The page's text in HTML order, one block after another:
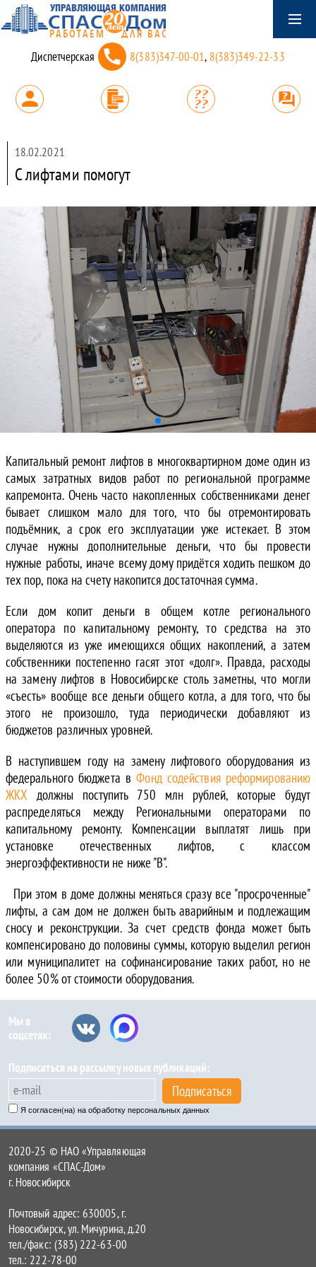
Диспетчерская 8(383)347-00-01, 8(383)349-22-33
18.02.2021
С лифтами помогут
Капитальный ремонт лифтов в многоквартирном доме один из
самых затратных видов работ по региональной программе
капремонта. Очень часто накопленных собственниками денег
бывает слишком мало для того, что бы отремонтировать
подъёмник, а срок его эксплуатации уже истекает. В этом
случае нужны дополнительные деньги, что бы провести
нужные работы, иначе всему дому придётся ходить пешком до
тех пор, пока на счету накопится достаточная сумма.
Если дом копит деньги в общем котле регионального
оператора по капитальному ремонту, то средства на это
выделяются из уже имеющихся общих накоплений, а затем
собственники постепенно гасят этот «долг». Правда, расходы
на замену лифтов в Новосибирске столь заметны, что могли
«съесть» вообще все деньги общего котла, а для того, что бы
этого не произошло, туда периодически добавляют из
бюджетов различных уровней.
В наступившем году на замену лифтового оборудования из
федерального бюджета вФонд содействия реформированию
ЖКХ должны поступить 750 млн рублей, которые будут
распределяться между Региональными операторами по
капитальному ремонту. Компенсации выплатят лишь при
установке отечественных лифтов, с классом
энергоэффективности не ниже "В".
При этом в доме должны меняться сразу все "просроченные"
лифты, а сам дом не должен быть аварийным и подлежащим
сносу и реконструкции. За счет средств фонда может быть
компенсировано до половины суммы, которую выделил регион
или муниципалитет на софинансирование таких работ, но не
более 50% от стоимости оборудования.
Мы в
соцсетях:
Подписаться на рассылку новых публикаций:
Подписаться
Я согласен(на) на обработку персональных данных
2020-25 © НАО «Управляющая
компания «СПАС-Дом»
г. Новосибирск
Почтовый адрес: 630005, г.
Новосибирск, ул. Мичурина, д.20
тел./факс: (383) 222-63-00
тел.: 222-78-00